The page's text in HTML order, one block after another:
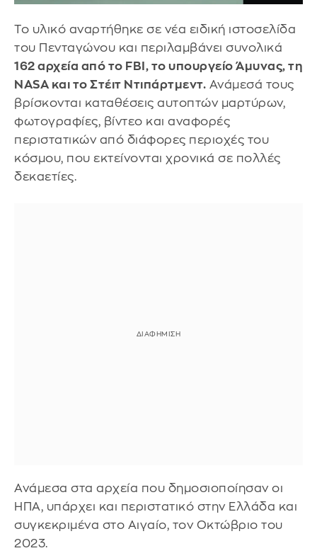
Το υλικό αναρτήθηκε σε νέα ειδική ιστοσελίδα
του Πενταγώνου και περιλαμβάνει συνολικά
162 αρχεία από το FBI, το υπουργείο Άμυνας, τη
NASA και το Στέιτ Ντιπάρτμεντ. Ανάμεσά τους
βρίσκονται καταθέσεις αυτοπτών μαρτύρων,
φωτογραφίες, βίντεο και αναφορές
περιστατικών από διάφορες περιοχές του
κόσμου, που εκτείνονται χρονικά σε πολλές
δεκαετίες.
Ανάμεσα στα αρχεία που δημοσιοποίησαν οι
ΗΠΑ, υπάρχει και περιστατικό στην Ελλάδα και
συγκεκριμένα στο Αιγαίο, τον Οκτώβριο του
2023.